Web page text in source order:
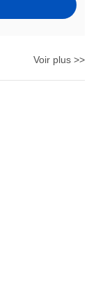
Voir plus >>